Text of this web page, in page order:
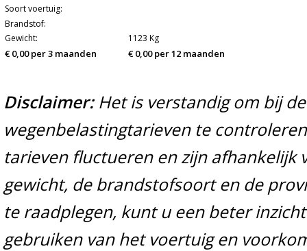
Soort voertuig:
Brandstof:
Gewicht:
1123 Kg
€ 0,00 per 3 maanden € 0,00 per 12 maanden
Disclaimer:Het is verstandig om bij
wegenbelastingtarieven te
tarieven fluctueren en zijn afhankelijk
gewicht, de brandstofsoort en de
te raadplegen, kunt u een beter
gebruiken van het voertuig en